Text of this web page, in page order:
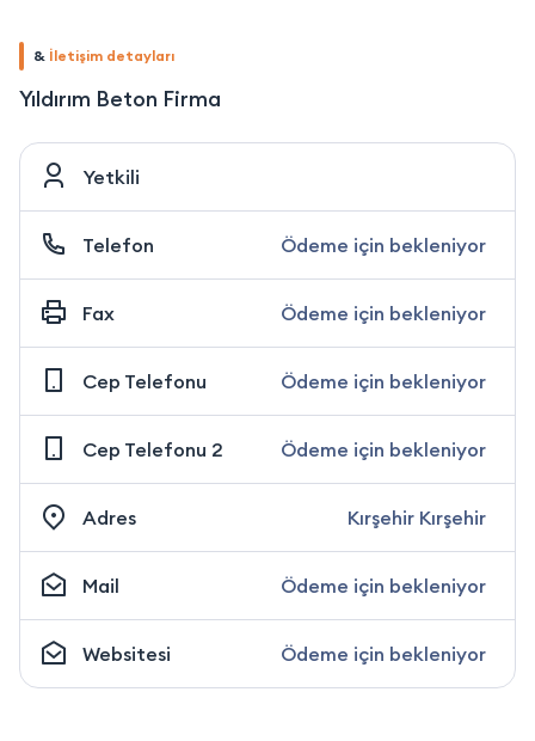
& İletişim detayları
Yıldırım Beton Firma
Yetkili
Telefon Ödeme için bekleniyor
Fax Ödeme için bekleniyor
Cep Telefonu Ödeme için bekleniyor
Cep Telefonu 2 Ödeme için bekleniyor
Adres Kırşehir Kırşehir
Mail Ödeme için bekleniyor
Websitesi Ödeme için bekleniyor